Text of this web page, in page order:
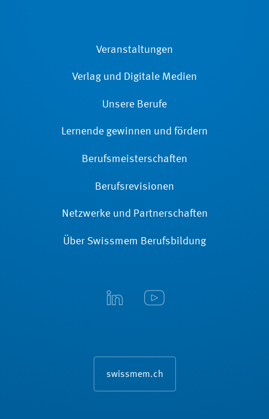
Veranstaltungen
Verlag und Digitale Medien
Unsere Berufe
Lernende gewinnen und fördern
Berufsmeisterschaften
Berufsrevisionen
Netzwerke und Partnerschaften
Über Swissmem Berufsbildung
swissmem.ch